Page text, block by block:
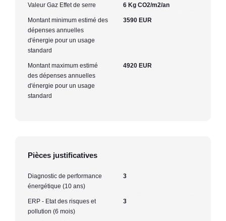
Valeur Gaz Effet de serre 6 Kg CO2/m2/an
Montant minimum estimé des
dépenses annuelles
d'énergie pour un usage
standard
3590 EUR
Montant maximum estimé
des dépenses annuelles
d'énergie pour un usage
standard
4920 EUR
Pièces justificatives
Diagnostic de performance
énergétique (10 ans)
3
ERP - Etat des risques et
pollution (6 mois)
3